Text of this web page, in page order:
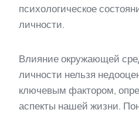
психологическое
личности.
Влияние окружающей
личности нельзя
ключевым фактором,
аспекты нашей жизни.